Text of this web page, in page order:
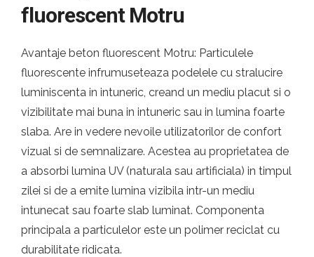
fluorescent Motru
Avantaje beton fluorescent Motru: Particulele
fluorescente infrumuseteaza podelele cu stralucire
luminiscenta in intuneric, creand un mediu placut si o
vizibilitate mai buna in intuneric sau in lumina foarte
slaba. Are in vedere nevoile utilizatorilor de confort
vizual si de semnalizare. Acestea au proprietatea de
a absorbi lumina UV (naturala sau artificiala) in timpul
zilei si de a emite lumina vizibila intr-un mediu
intunecat sau foarte slab luminat. Componenta
principala a particulelor este un polimer reciclat cu
durabilitate ridicata.